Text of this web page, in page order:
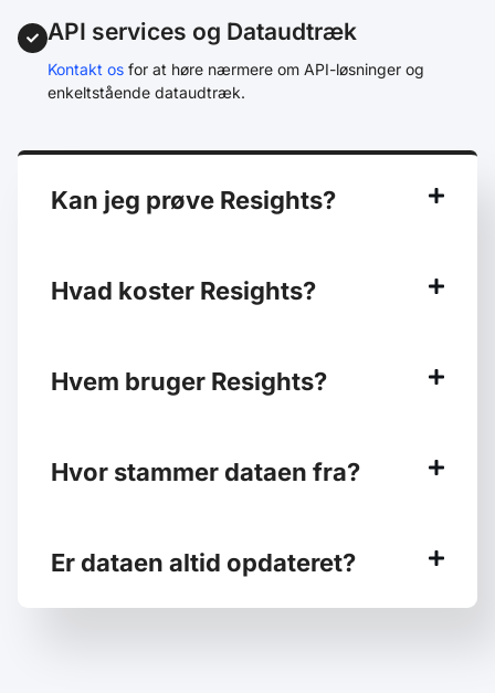
API services og Dataudtræk
Kontakt os for at høre nærmere om API-løsninger og
enkeltstående dataudtræk.
Kan jeg prøve Resights?
Hvad koster Resights?
Hvem bruger Resights?
Hvor stammer dataen fra?
Er dataen altid opdateret?